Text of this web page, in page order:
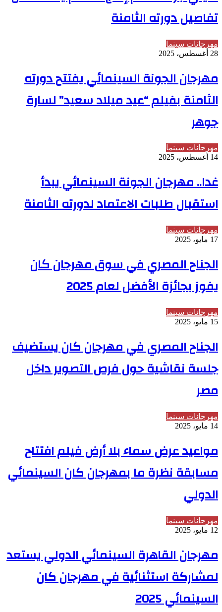
تفاصيل دورته الثامنة
مهرجانات سينما
28 أغسطس، 2025
مهرجان الجونة السينمائي يفتتح دورته
الثامنة بفيلم “عيد ميلاد سعيد” لسارة
جوهر
مهرجانات سينما
14 أغسطس، 2025
غدا.. مهرجان الجونة السينمائي يبدأ
استقبال طلبات الاعتماد لدورته الثامنة
مهرجانات سينما
17 مايو، 2025
الجناح المصري في سوق مهرجان كان
يفوز بجائزة الأفضل لعام 2025
مهرجانات سينما
15 مايو، 2025
الجناح المصري في مهرجان كان يستضيف
جلسة نقاشية حول فرص التصوير داخل
مصر
مهرجانات سينما
14 مايو، 2025
مواعيد عرض سماء بلا أرض فيلم افتتاح
مسابقة نظرة ما بمهرجان كان السينمائي
الدولي
مهرجانات سينما
12 مايو، 2025
مهرجان القاهرة السينمائي الدولي يستعد
لمشاركة استثنائية في مهرجان كان
السينمائي 2025